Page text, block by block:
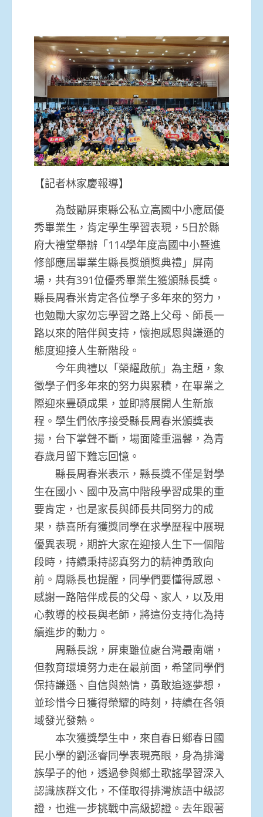
【記者林家慶報導】
為鼓勵屏東縣公私立高國中小應屆優
秀畢業生，肯定學生學習表現，5日於縣
府大禮堂舉辦「114學年度高國中小暨進
修部應屆畢業生縣長獎頒獎典禮」屏南
場，共有391位優秀畢業生獲頒縣長獎。
縣長周春米肯定各位學子多年來的努力，
也勉勵大家勿忘學習之路上父母、師長一
路以來的陪伴與支持，懷抱感恩與謙遜的
態度迎接人生新階段。
今年典禮以「榮耀啟航」為主題，象
徵學子們多年來的努力與累積，在畢業之
際迎來豐碩成果，並即將展開人生新旅
程。學生們依序接受縣長周春米頒獎表
揚，台下掌聲不斷，場面隆重溫馨，為青
春歲月留下難忘回憶。
縣長周春米表示，縣長獎不僅是對學
生在國小、國中及高中階段學習成果的重
要肯定，也是家長與師長共同努力的成
果，恭喜所有獲獎同學在求學歷程中展現
優異表現，期許大家在迎接人生下一個階
段時，持續秉持認真努力的精神勇敢向
前。周縣長也提醒，同學們要懂得感恩、
感謝一路陪伴成長的父母、家人，以及用
心教導的校長與老師，將這份支持化為持
續進步的動力。
周縣長說，屏東雖位處台灣最南端，
但教育環境努力走在最前面，希望同學們
保持謙遜、自信與熱情，勇敢追逐夢想，
並珍惜今日獲得榮耀的時刻，持續在各領
域發光發熱。
本次獲獎學生中，來自春日鄉春日國
民小學的劉洆睿同學表現亮眼，身為排灣
族學子的他，透過參與鄉土歌謠學習深入
認識族群文化，不僅取得排灣族語中級認
證，也進一步挑戰中高級認證。去年跟著